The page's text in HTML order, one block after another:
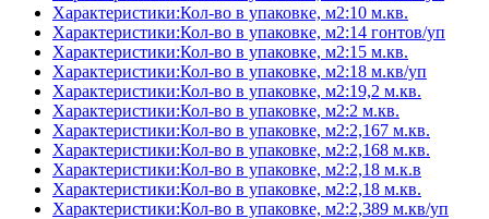
Характеристики:Кол-во в упаковке, м2:10 м.кв.
Характеристики:Кол-во в упаковке, м2:14 гонтов/уп
Характеристики:Кол-во в упаковке, м2:15 м.кв.
Характеристики:Кол-во в упаковке, м2:18 м.кв/уп
Характеристики:Кол-во в упаковке, м2:19,2 м.кв.
Характеристики:Кол-во в упаковке, м2:2 м.кв.
Характеристики:Кол-во в упаковке, м2:2,167 м.кв.
Характеристики:Кол-во в упаковке, м2:2,168 м.кв.
Характеристики:Кол-во в упаковке, м2:2,18 м.к.в
Характеристики:Кол-во в упаковке, м2:2,18 м.кв.
Характеристики:Кол-во в упаковке, м2:2,389 м.кв/уп